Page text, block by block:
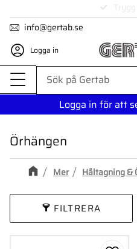
Meny
1-3
info@gertab.se
Logga in
Logga in för att
Örhängen
Mer Håltagning &
FILTRERA